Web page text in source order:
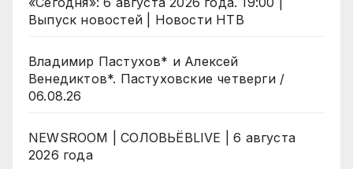
Выпуск новостей | Новости НТВ
Владимир Пастухов* и Алексей
Венедиктов*. Пастуховские четверги /
06.08.26
NEWSROOM | СОЛОВЬЁВLIVE | 6 августа
2026 года